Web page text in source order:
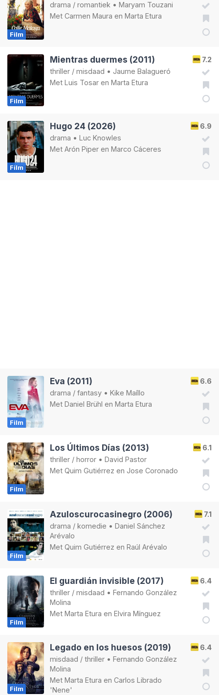
Film
drama / romantiek • Maryam Touzani
Met Carmen Maura en Marta Etura
Film
7.2
Mientras duermes (2011)
thriller / misdaad • Jaume Balagueró
Met Luis Tosar en Marta Etura
Film
6.9
Hugo 24 (2026)
drama • Luc Knowles
Met Arón Piper en Marco Cáceres
Film
6.6
Eva (2011)
drama / fantasy • Kike Maíllo
Met Daniel Brühl en Marta Etura
Film
6.1
Los Últimos Días (2013)
thriller / horror • David Pastor
Met Quim Gutiérrez en Jose Coronado
Film
7.1
Azuloscurocasinegro (2006)
drama / komedie • Daniel Sánchez
Arévalo
Met Quim Gutiérrez en Raúl Arévalo
Film
6.4
El guardián invisible (2017)
thriller / misdaad • Fernando González
Molina
Met Marta Etura en Elvira Mínguez
Film
6.4
Legado en los huesos (2019)
misdaad / thriller • Fernando González
Molina
Met Marta Etura en Carlos Librado
'Nene'